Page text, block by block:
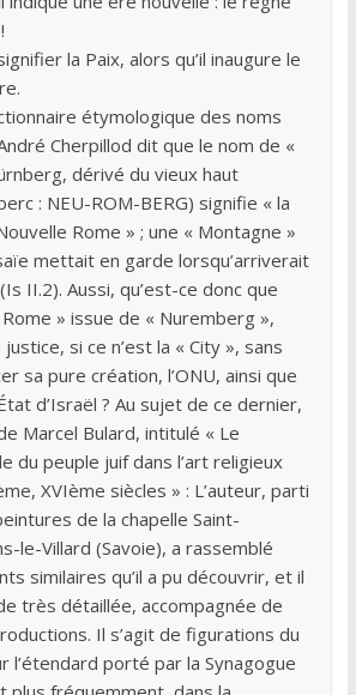
la Paix, alors qu’il inaugure le
étymologique des noms
Cherpillod dit que le nom de «
dérivé du vieux haut
: NEU-ROM-BERG) signifie « la
Rome » ; une « Montagne »
mettait en garde lorsqu’arriverait
II.2). Aussi, qu’est-ce donc que
» issue de « Nuremberg »,
si ce n’est la « City », sans
sa pure création, l’ONU, ainsi que
d’Israël ? Au sujet de ce dernier,
Marcel Bulard, intitulé « Le
du peuple juif dans l’art religieux
XVIème siècles » : L’auteur, parti
de la chapelle Saint-
le-Villard (Savoie), a rassemblé
similaires qu’il a pu découvrir, et il
très détaillée, accompagnée de
Il s’agit de figurations du
l’étendard porté par la Synagogue